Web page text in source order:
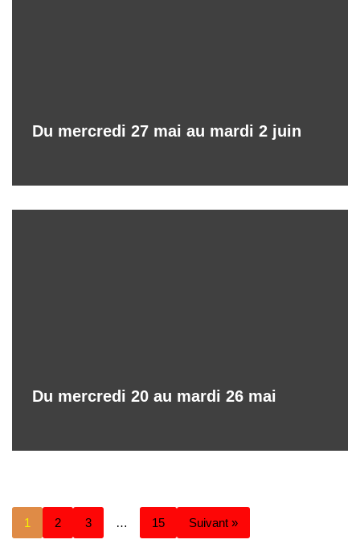
Du mercredi 27 mai au mardi 2 juin
Du mercredi 20 au mardi 26 mai
1 2 3 … 15 Suivant »